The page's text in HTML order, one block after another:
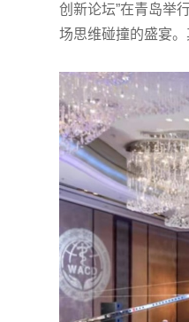
创新论坛”在青岛举
场思维碰撞的盛宴